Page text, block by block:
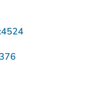
- U verlaat